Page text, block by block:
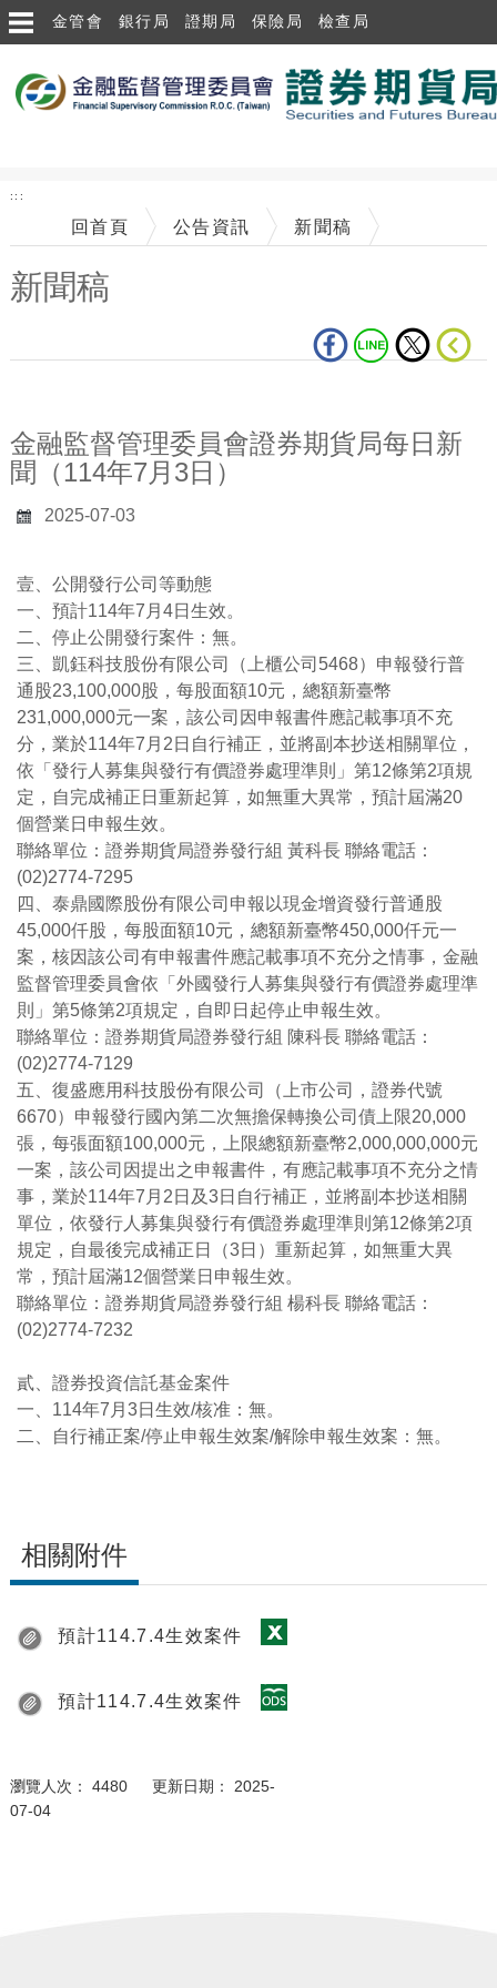
跳到主要內容區塊
金管會 銀行局 證期局 保險局 檢查局
:::
回首頁 公告資訊 新聞稿
新聞稿
金融監督管理委員會證券期貨局每日新
聞（114年7月3日）
2025-07-03
壹、公開發行公司等動態
一、預計114年7月4日生效。
二、停止公開發行案件：無。
三、凱鈺科技股份有限公司（上櫃公司5468）申報發行普
通股23,100,000股，每股面額10元，總額新臺幣
231,000,000元一案，該公司因申報書件應記載事項不充
分，業於114年7月2日自行補正，並將副本抄送相關單位，
依「發行人募集與發行有價證券處理準則」第12條第2項規
定，自完成補正日重新起算，如無重大異常，預計屆滿20
個營業日申報生效。
聯絡單位：證券期貨局證券發行組 黃科長 聯絡電話：
(02)2774-7295
四、泰鼎國際股份有限公司申報以現金增資發行普通股
45,000仟股，每股面額10元，總額新臺幣450,000仟元一
案，核因該公司有申報書件應記載事項不充分之情事，金融
監督管理委員會依「外國發行人募集與發行有價證券處理準
則」第5條第2項規定，自即日起停止申報生效。
聯絡單位：證券期貨局證券發行組 陳科長 聯絡電話：
(02)2774-7129
五、復盛應用科技股份有限公司（上市公司，證券代號
6670）申報發行國內第二次無擔保轉換公司債上限20,000
張，每張面額100,000元，上限總額新臺幣2,000,000,000元
一案，該公司因提出之申報書件，有應記載事項不充分之情
事，業於114年7月2日及3日自行補正，並將副本抄送相關
單位，依發行人募集與發行有價證券處理準則第12條第2項
規定，自最後完成補正日（3日）重新起算，如無重大異
常，預計屆滿12個營業日申報生效。
聯絡單位：證券期貨局證券發行組 楊科長 聯絡電話：
(02)2774-7232
貳、證券投資信託基金案件
一、114年7月3日生效/核准：無。
二、自行補正案/停止申報生效案/解除申報生效案：無。
相關附件
預計114.7.4生效案件
預計114.7.4生效案件
瀏覽人次： 4480 更新日期： 2025-
07-04